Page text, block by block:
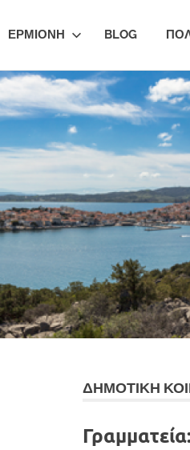
ΕΡΜΙΟΝΗ BLOG
ΔΗΜΟΤΙΚΗ
Γραμματεία: